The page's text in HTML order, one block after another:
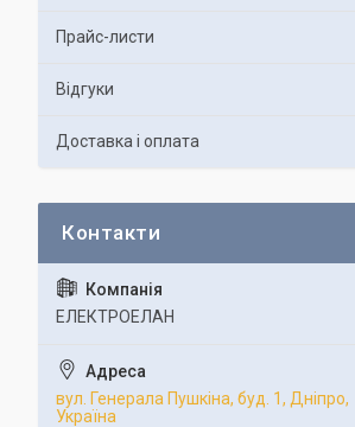
Прайс-листи
Відгуки
Доставка і оплата
ЕЛЕКТРОЕЛАН
вул. Генерала Пушкіна, буд. 1, Дніпро,
Україна